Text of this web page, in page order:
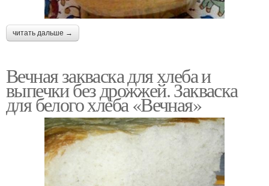
читать дальше →
Вечная закваска для хлеба и
выпечки без дрожжей. Закваска
для белого хлеба «Вечная»